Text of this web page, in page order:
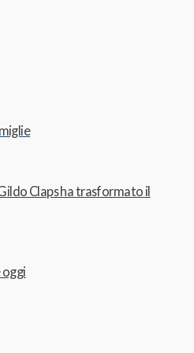
Claps ha trasformato il
oggi